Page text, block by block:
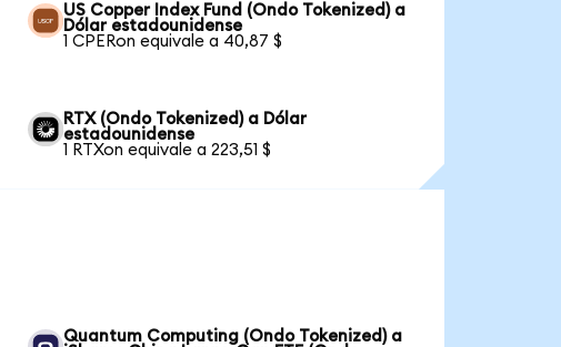
US Copper Index Fund (Ondo Tokenized) a
Dólar estadounidense
1 CPERon equivale a 40,87 $
RTX (Ondo Tokenized) a Dólar
estadounidense
1 RTXon equivale a 223,51 $
Quantum Computing (Ondo Tokenized) a